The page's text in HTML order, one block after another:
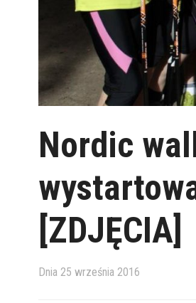
Nordic
[ZDJĘCIA]
Dnia 25 września 2016